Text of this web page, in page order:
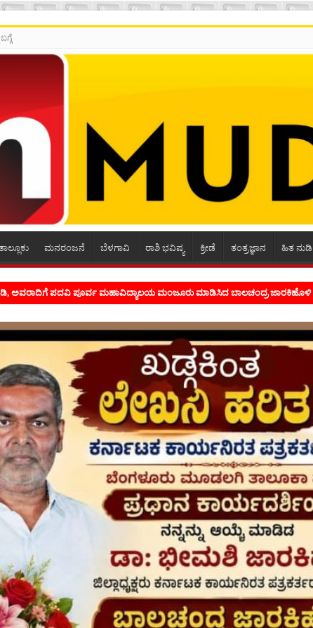
ಮನರಂಜನೆ ಬೆಳಗಾವಿ ರಾಶಿ ಭವಿಷ್ಯ ಕ್ರೀಡೆ ತಂತ್ರಜ್ಞಾನ ಹಿತ ನುಡಿ
ಅವರಾದಿಗೆ ಪದವಿ ಪೂರ್ವ ಮಹಾವಿದ್ಯಾಲಯ ಮಂಜೂರು ಮಾಡಿಸಿದ ಬಾಲಚಂದ್ರ ಜಾರಕಿಹೊಳಿ